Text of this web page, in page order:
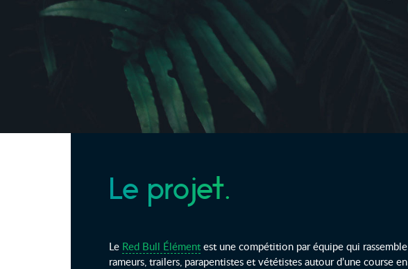
Le projet.
Le Red Bull Élément est une compétition par équipe qui rassemble
rameurs, trailers, parapentistes et vététistes autour d’une course en